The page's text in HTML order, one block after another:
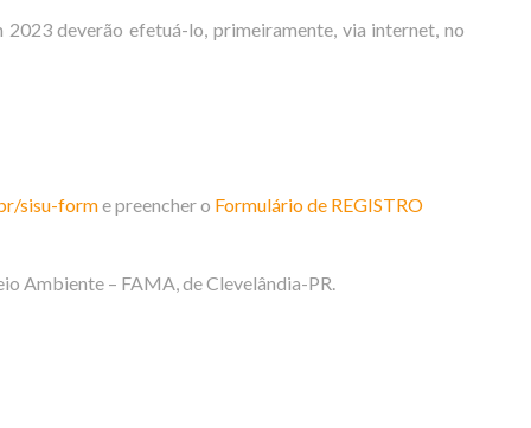
deverão efetuá-lo, primeiramente, via internet, no
sisu-forme preencher o Formulário de REGISTRO
Ambiente – FAMA, de Clevelândia-PR.